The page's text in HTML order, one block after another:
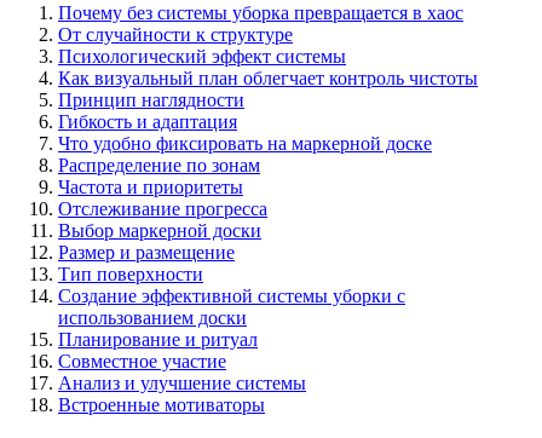
Почему без системы уборка превращается в хаос
От случайности к структуре
Психологический эффект системы
Как визуальный план облегчает контроль чистоты
Принцип наглядности
Гибкость и адаптация
Что удобно фиксировать на маркерной доске
Распределение по зонам
Частота и приоритеты
Отслеживание прогресса
Выбор маркерной доски
Размер и размещение
Тип поверхности
Создание эффективной системы уборки с
использованием доски
Планирование и ритуал
Совместное участие
Анализ и улучшение системы
Встроенные мотиваторы